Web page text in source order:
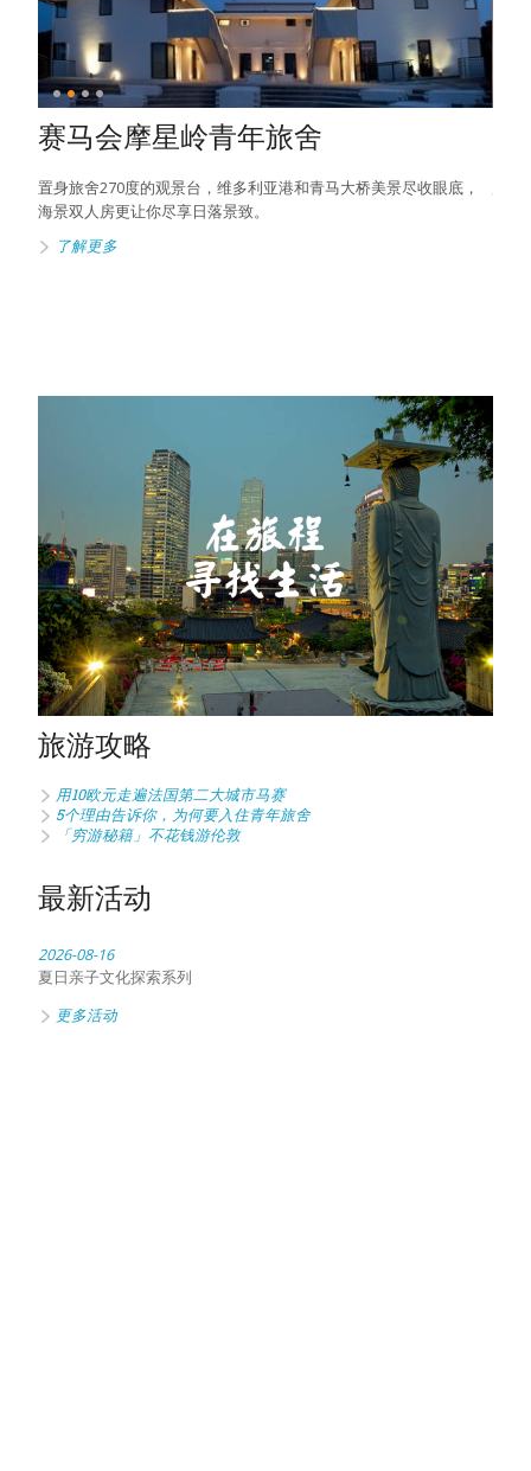
赛马会摩星岭青年旅舍
置身旅舍270度的观景台，维多利亚港和青马大桥美景尽收眼底，
海景双人房更让你尽享日落景致。
了解更多
旅游攻略
用10欧元走遍法国第二大城市马赛
5个理由告诉你，为何要入住青年旅舍
「穷游秘籍」不花钱游伦敦
最新活动
2026-08-16
夏日亲子文化探索系列
更多活动